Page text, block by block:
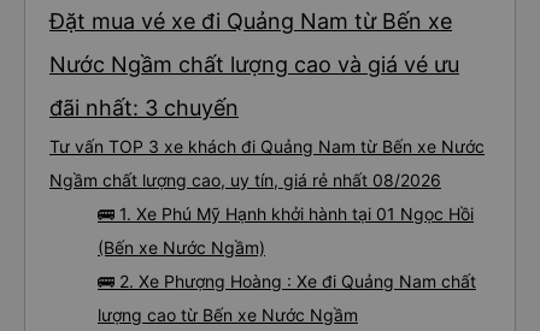
Đặt mua vé xe đi Quảng Nam từ Bến xe
Nước Ngầm chất lượng cao và giá vé ưu
đãi nhất: 3 chuyến
Tư vấn TOP 3 xe khách đi Quảng Nam từ Bến xe Nước
Ngầm chất lượng cao, uy tín, giá rẻ nhất 08/2026
🚌 1. Xe Phú Mỹ Hạnh khởi hành tại 01 Ngọc Hồi
(Bến xe Nước Ngầm)
🚌 2. Xe Phượng Hoàng : Xe đi Quảng Nam chất
lượng cao từ Bến xe Nước Ngầm